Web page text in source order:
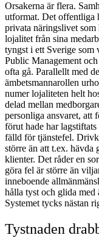
Orsakerna är flera.
utformat. Det offentliga
privata näringslivet som
lojalitet från sina
tyngst i ett Sverige som
Public Management
ofta gå. Parallellt med
ämbetsmannarollen
numer lojaliteten helt
delad mellan
personliga ansvaret, att
förut hade har
fälld för tjänstefel.
större än att t.ex. hävda
klienter. Det råder en
göra fel är större än
inneboende
hålla tyst och glida med
Systemet tycks nästan
Tystnaden